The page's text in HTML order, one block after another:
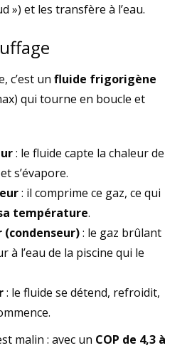
») et les transfère à l’eau.
c’est un fluide frigorigène
qui tourne en boucle et
: le fluide capte la chaleur de
s’évapore.
: il comprime ce gaz, ce qui
température.
(condenseur): le gaz brûlant
à l’eau de la piscine qui le
: le fluide se détend, refroidit,
malin : avec un COP de 4,3 à